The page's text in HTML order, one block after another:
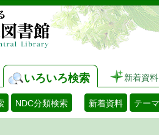
いろいろ検索 新着資料
NDC分類検索 新着資料 テー